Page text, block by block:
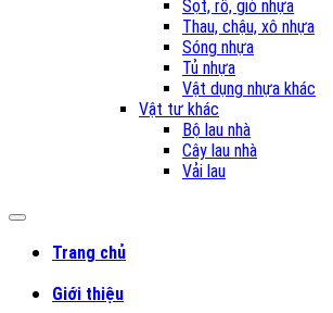
Sọt, rổ, giỏ nhựa
Thau, chậu, xô nhựa
Sóng nhựa
Tủ nhựa
Vật dụng nhựa khác
Vật tư khác
Bộ lau nhà
Cây lau nhà
Vải lau
Trang chủ
Giới thiệu